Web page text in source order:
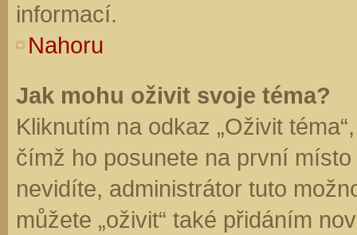
informací.
Nahoru
Jak mohu oživit svoje téma?
Kliknutím na odkaz „Oživit
čímž ho posunete na první
nevidíte, administrátor tuto
můžete „oživit“ také přidáním